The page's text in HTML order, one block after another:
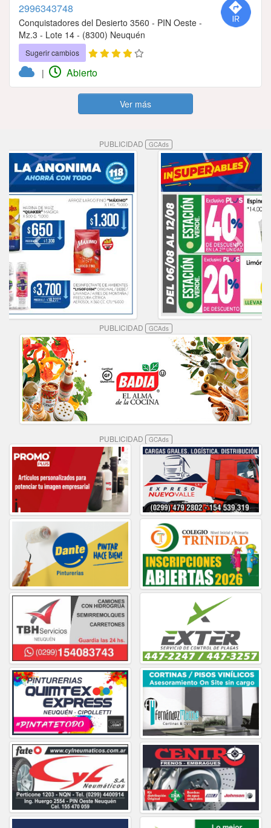
2996343748
Conquistadores del Desierto 3560 - PIN Oeste -
Mz.3 - Lote 14 - (8300) Neuquén
Sugerir cambios
| Abierto
Ver más
PUBLICIDAD GCAds
PUBLICIDAD GCAds
PUBLICIDAD GCAds